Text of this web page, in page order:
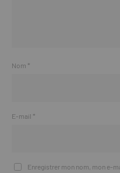
Nom *
E-mail *
Enregistrer mon nom, mon e-